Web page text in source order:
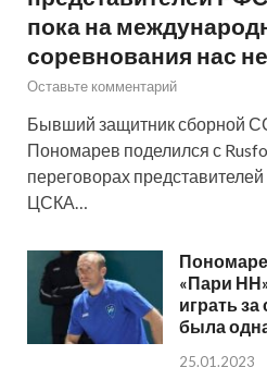
пока на
соревнования нас
Оставьте комментарий
Бывший защитник сборной
Пономарев поделился с
переговорах
ЦСКА…
«Пари
играть за
была
25.01.2023